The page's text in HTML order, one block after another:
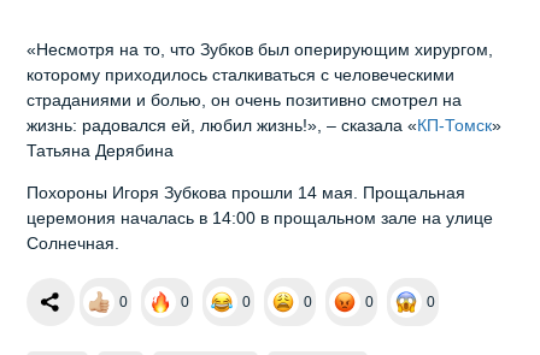
«Несмотря на то, что Зубков был оперирующим хирургом,
которому приходилось сталкиваться с человеческими
страданиями и болью, он очень позитивно смотрел на
жизнь: радовался ей, любил жизнь!», – сказала «КП-Томск»
Татьяна Дерябина
Похороны Игоря Зубкова прошли 14 мая. Прощальная
церемония началась в 14:00 в прощальном зале на улице
Солнечная.
0 0 0 0 0 0